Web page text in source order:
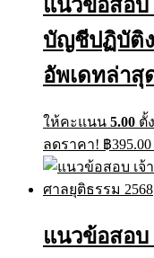
แนวข้อสอบ
บัญชีปฏิบัติง
อัพเดทล่าสุ
ให้คะแนน 5.00 ตั้
ลดราคา! ฿395.00
แนวข้อสอบ